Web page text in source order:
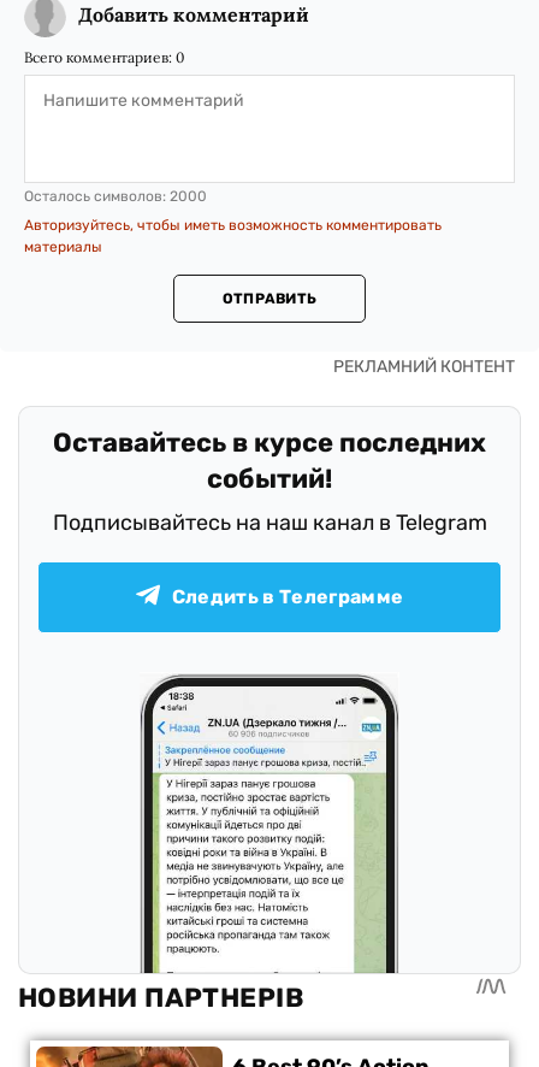
Добавить комментарий
Всего комментариев: 0
Осталось символов: 2000
Авторизуйтесь, чтобы иметь возможность комментировать
материалы
ОТПРАВИТЬ
Оставайтесь в курсе последних
событий!
Подписывайтесь на наш канал в Telegram
Следить в Телеграмме